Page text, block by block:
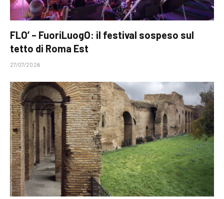
FLO’ – FuoriLuogO: il festival sospeso sul
tetto di Roma Est
27/07/2026